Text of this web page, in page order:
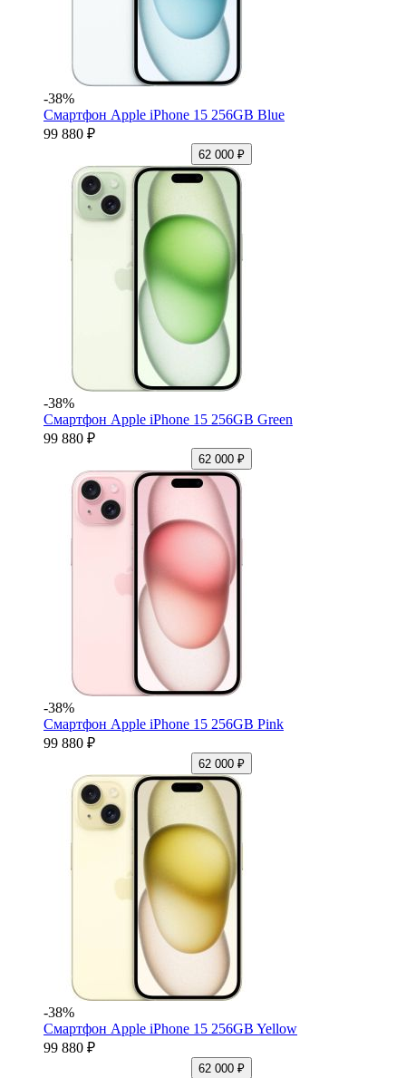
-38%
Смартфон Apple iPhone 15 256GB Blue
99 880 ₽
62 000 ₽
-38%
Смартфон Apple iPhone 15 256GB Green
99 880 ₽
62 000 ₽
-38%
Смартфон Apple iPhone 15 256GB Pink
99 880 ₽
62 000 ₽
-38%
Смартфон Apple iPhone 15 256GB Yellow
99 880 ₽
62 000 ₽